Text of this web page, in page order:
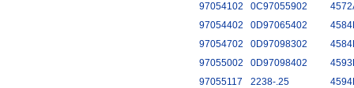
97054102
0C97055902
97054402
0D97065402
97054702
0D97098302
97055002
0D97098402
97055117
2238-.25